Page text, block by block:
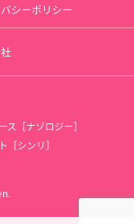
シーポリシー
ス［ナゾロジー］
［シンリ］